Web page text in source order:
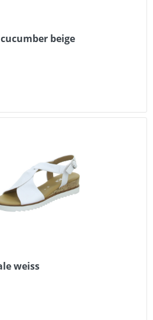
beige
weiss